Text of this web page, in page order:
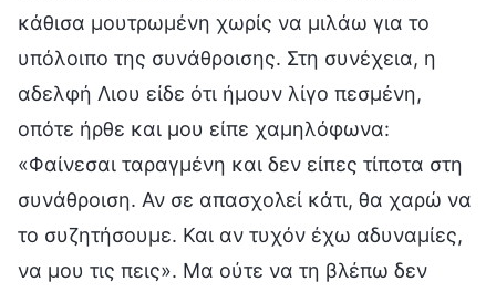
κάθισα μουτρωμένη χωρίς να μιλάω για το
υπόλοιπο της συνάθροισης. Στη συνέχεια, η
αδελφή Λιου είδε ότι ήμουν λίγο πεσμένη,
οπότε ήρθε και μου είπε χαμηλόφωνα:
«Φαίνεσαι ταραγμένη και δεν είπες τίποτα στη
συνάθροιση. Αν σε απασχολεί κάτι, θα χαρώ να
το συζητήσουμε. Και αν τυχόν έχω αδυναμίες,
να μου τις πεις». Μα ούτε να τη βλέπω δεν